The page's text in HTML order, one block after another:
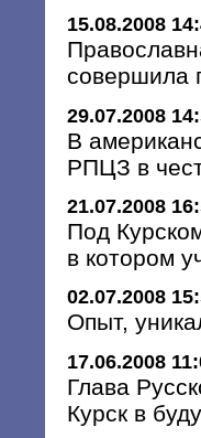
15.08.2008
совершила
29.07.2008
В
РПЦЗ в
21.07.2008
Под
в котором
02.07.2008
Опыт,
17.06.2008
Глава
Курск в